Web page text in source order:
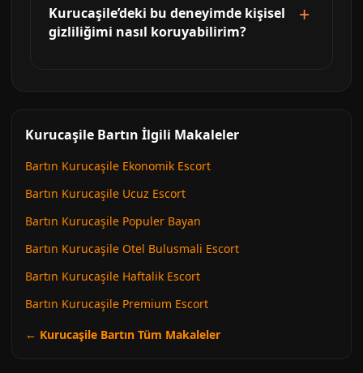
Kurucaşile’deki bu deneyimde kişisel
gizliliğimi nasıl koruyabilirim?
Kurucaşile Bartın İlgili Makaleler
Bartın Kurucaşile Ekonomik Escort
Bartın Kurucaşile Ucuz Escort
Bartın Kurucaşile Populer Bayan
Bartın Kurucaşile Otel Bulusmali Escort
Bartın Kurucaşile Haftalik Escort
Bartın Kurucaşile Premium Escort
← Kurucaşile Bartın Tüm Makaleler